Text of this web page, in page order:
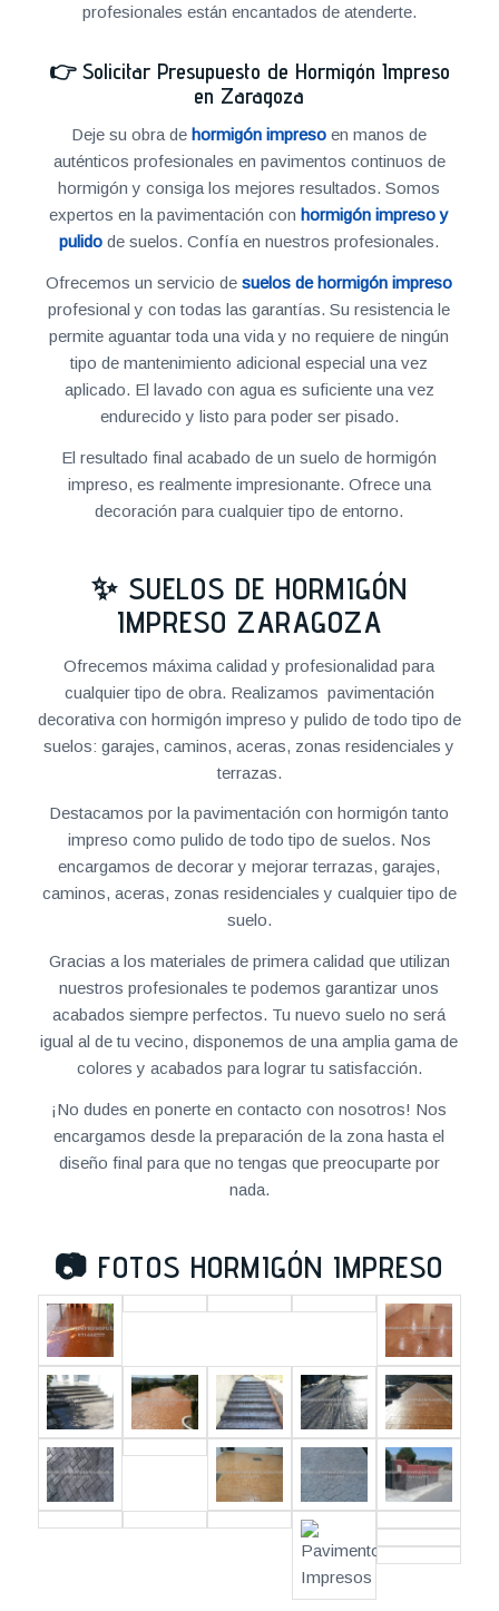
profesionales están encantados de atenderte.
👉 Solicitar Presupuesto de Hormigón Impreso
en Zaragoza
Deje su obra dehormigón impreso en manos de
auténticos profesionales en pavimentos continuos de
hormigón y consiga los mejores resultados. Somos
expertos en la pavimentación conhormigón impreso y
pulido de suelos. Confía en nuestros profesionales.
Ofrecemos un servicio desuelos de hormigón impreso
profesional y con todas las garantías. Su resistencia le
permite aguantar toda una vida y no requiere de ningún
tipo de mantenimiento adicional especial una vez
aplicado. El lavado con agua es suficiente una vez
endurecido y listo para poder ser pisado.
El resultado final acabado de un suelo de hormigón
impreso, es realmente impresionante. Ofrece una
decoración para cualquier tipo de entorno.
✨ SUELOS DE HORMIGÓN
IMPRESO ZARAGOZA
Ofrecemos máxima calidad y profesionalidad para
cualquier tipo de obra. Realizamos pavimentación
decorativa con hormigón impreso y pulido de todo tipo de
suelos: garajes, caminos, aceras, zonas residenciales y
terrazas.
Destacamos por la pavimentación con hormigón tanto
impreso como pulido de todo tipo de suelos. Nos
encargamos de decorar y mejorar terrazas, garajes,
caminos, aceras, zonas residenciales y cualquier tipo de
suelo.
Gracias a los materiales de primera calidad que utilizan
nuestros profesionales te podemos garantizar unos
acabados siempre perfectos. Tu nuevo suelo no será
igual al de tu vecino, disponemos de una amplia gama de
colores y acabados para lograr tu satisfacción.
¡No dudes en ponerte en contacto con nosotros! Nos
encargamos desde la preparación de la zona hasta el
diseño final para que no tengas que preocuparte por
nada.
📷 FOTOS HORMIGÓN IMPRESO